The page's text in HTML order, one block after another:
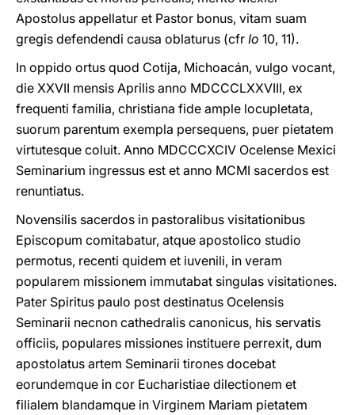
Apostolus appellatur et Pastor bonus, vitam suam
gregis defendendi causa oblaturus (cfr Io 10, 11).
In oppido ortus quod Cotija, Michoacán, vulgo vocant,
die XXVII mensis Aprilis anno MDCCCLXXVIII, ex
frequenti familia, christiana fide ample locupletata,
suorum parentum exempla persequens, puer pietatem
virtutesque coluit. Anno MDCCCXCIV Ocelense Mexici
Seminarium ingressus est et anno MCMI sacerdos est
renuntiatus.
Novensilis sacerdos in pastoralibus visitationibus
Episcopum comitabatur, atque apostolico studio
permotus, recenti quidem et iuvenili, in veram
popularem missionem immutabat singulas visitationes.
Pater Spiritus paulo post destinatus Ocelensis
Seminarii necnon cathedralis canonicus, his servatis
officiis, populares missiones instituere perrexit, dum
apostolatus artem Seminarii tirones docebat
eorundemque in cor Eucharistiae dilectionem et
filialem blandamque in Virginem Mariam pietatem